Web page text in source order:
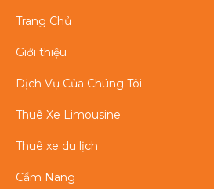
Trang Chủ
Giới thiệu
Dịch Vụ Của Chúng Tôi
Thuê Xe Limousine
Thuê xe du lịch
Cẩm Nang